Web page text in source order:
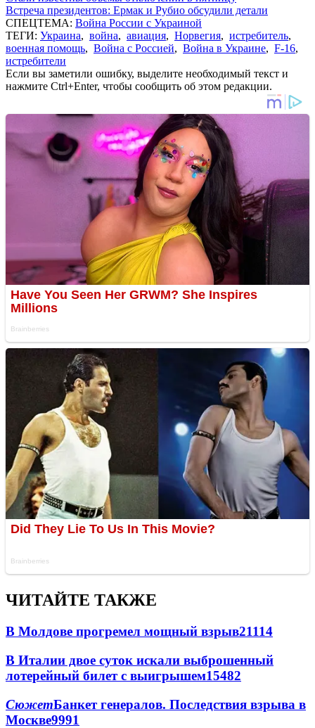
Встреча президентов: Ермак и Рубио обсудили детали
СПЕЦТЕМА: Война России с Украиной
ТЕГИ: Украина, война, авиация, Норвегия, истребитель,
военная помощь, Война с Россией, Война в Украине, F-16,
истребители
Если вы заметили ошибку, выделите необходимый текст и
нажмите Ctrl+Enter, чтобы сообщить об этом редакции.
ЧИТАЙТЕ ТАКЖЕ
В Молдове прогремел мощный взрыв21114
В Италии двое суток искали выброшенный
лотерейный билет с выигрышем15482
СюжетБанкет генералов. Последствия взрыва в
Москве9991